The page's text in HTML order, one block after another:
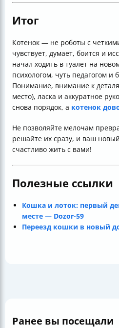
Итог
Котенок — не роботы с
чувствует, думает, боится и
начал ходить в туалет на
психологом, чуть педагогом
Понимание, внимание к
место), ласка и аккуратное
снова порядок, а котенок
Не позволяйте мелочам
решайте их сразу, и ваш
счастливо жить с вами!
Полезные ссылки
Кошка и лоток: первый
месте — Dozor-59
Переезд кошки в новый
Ранее вы посещали